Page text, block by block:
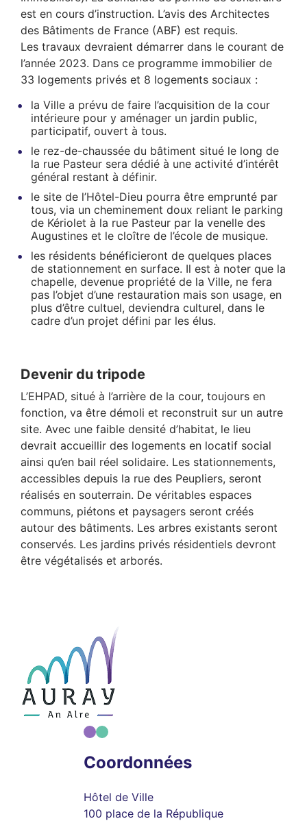
est en cours d’instruction. L’avis des Architectes
des Bâtiments de France (ABF) est requis.
Les travaux devraient démarrer dans le courant de
l’année 2023. Dans ce programme immobilier de
33 logements privés et 8 logements sociaux :
la Ville a prévu de faire l’acquisition de la cour
intérieure pour y aménager un jardin public,
participatif, ouvert à tous.
le rez-de-chaussée du bâtiment situé le long de
la rue Pasteur sera dédié à une activité d’intérêt
général restant à définir.
le site de l’Hôtel-Dieu pourra être emprunté par
tous, via un cheminement doux reliant le parking
de Kériolet à la rue Pasteur par la venelle des
Augustines et le cloître de l’école de musique.
les résidents bénéficieront de quelques places
de stationnement en surface. Il est à noter que la
chapelle, devenue propriété de la Ville, ne fera
pas l’objet d’une restauration mais son usage, en
plus d’être cultuel, deviendra culturel, dans le
cadre d’un projet défini par les élus.
Devenir du tripode
L’EHPAD, situé à l’arrière de la cour, toujours en
fonction, va être démoli et reconstruit sur un autre
site. Avec une faible densité d’habitat, le lieu
devrait accueillir des logements en locatif social
ainsi qu’en bail réel solidaire. Les stationnements,
accessibles depuis la rue des Peupliers, seront
réalisés en souterrain. De véritables espaces
communs, piétons et paysagers seront créés
autour des bâtiments. Les arbres existants seront
conservés. Les jardins privés résidentiels devront
être végétalisés et arborés.
Coordonnées
Hôtel de Ville
100 place de la République